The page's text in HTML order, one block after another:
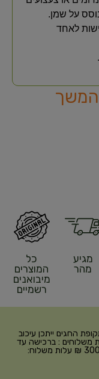
על שמן.
לאחד
מגיע
מהר
כל
המוצרים
מיבואנים
רשמיים
6 ימי עסקים, בתקופת החגים ייתכן עיכוב
משלוחים : ברכישה עד
299₪ עלות משלוח 22₪, ברכישה של 300-599 ₪ עלות משלוח: